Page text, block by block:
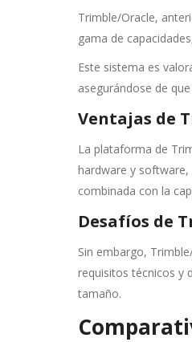
Trimble/Oracle,
gama de
Este sistema es
asegurándose de
Ventajas de
La plataforma de
hardware y
combinada con la
Desafíos de
Sin embargo,
requisitos técnicos y
tamaño.